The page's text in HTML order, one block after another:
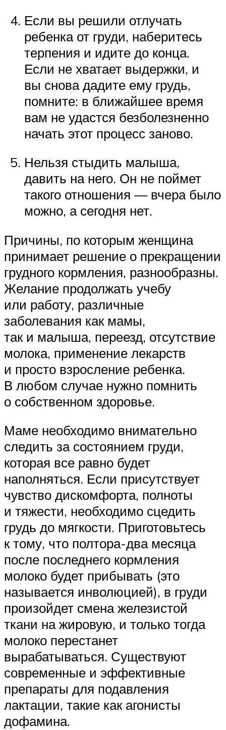
Если вы решили отлучать
ребенка от груди, наберитесь
терпения и идите до конца.
Если не хватает выдержки, и
вы снова дадите ему грудь,
помните: в ближайшее время
вам не удастся безболезненно
начать этот процесс заново.
Нельзя стыдить малыша,
давить на него. Он не поймет
такого отношения — вчера было
можно, а сегодня нет.
Причины, по которым женщина
принимает решение о прекращении
грудного кормления, разнообразны.
Желание продолжать учебу
или работу, различные
заболевания как мамы,
так и малыша, переезд, отсутствие
молока, применение лекарств
и просто взросление ребенка.
В любом случае нужно помнить
о собственном здоровье.
Маме необходимо внимательно
следить за состоянием груди,
которая все равно будет
наполняться. Если присутствует
чувство дискомфорта, полноты
и тяжести, необходимо сцедить
грудь до мягкости. Приготовьтесь
к тому, что полтора-два месяца
после последнего кормления
молоко будет прибывать (это
называется инволюцией), в груди
произойдет смена железистой
ткани на жировую, и только тогда
молоко перестанет
вырабатываться. Существуют
современные и эффективные
препараты для подавления
лактации, такие как агонисты
дофамина.